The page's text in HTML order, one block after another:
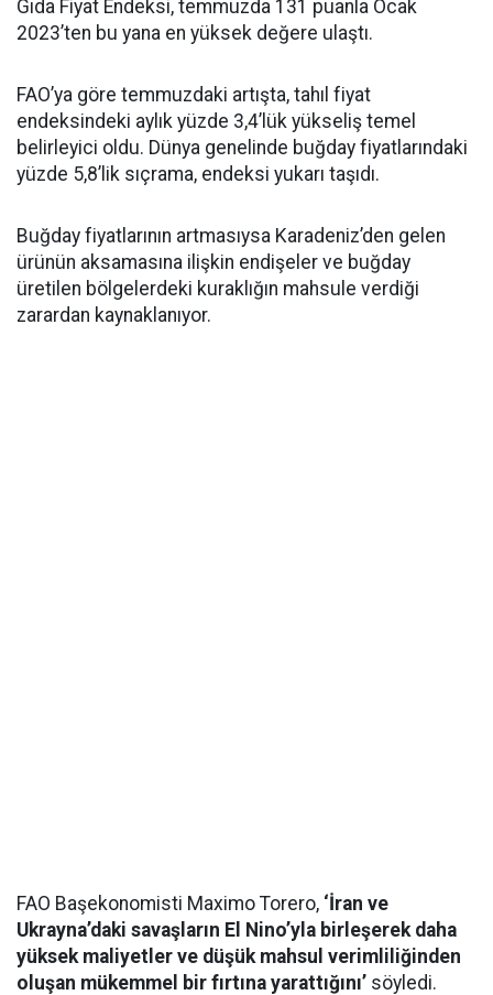
Gıda Fiyat Endeksi, temmuzda 131 puanla Ocak
2023’ten bu yana en yüksek değere ulaştı.
FAO’ya göre temmuzdaki artışta, tahıl fiyat
endeksindeki aylık yüzde 3,4’lük yükseliş temel
belirleyici oldu. Dünya genelinde buğday fiyatlarındaki
yüzde 5,8’lik sıçrama, endeksi yukarı taşıdı.
Buğday fiyatlarının artmasıysa Karadeniz’den gelen
ürünün aksamasına ilişkin endişeler ve buğday
üretilen bölgelerdeki kuraklığın mahsule verdiği
zarardan kaynaklanıyor.
FAO Başekonomisti Maximo Torero, ‘İran ve
Ukrayna’daki savaşların El Nino’yla birleşerek daha
yüksek maliyetler ve düşük mahsul verimliliğinden
oluşan mükemmel bir fırtına yarattığını’ söyledi.